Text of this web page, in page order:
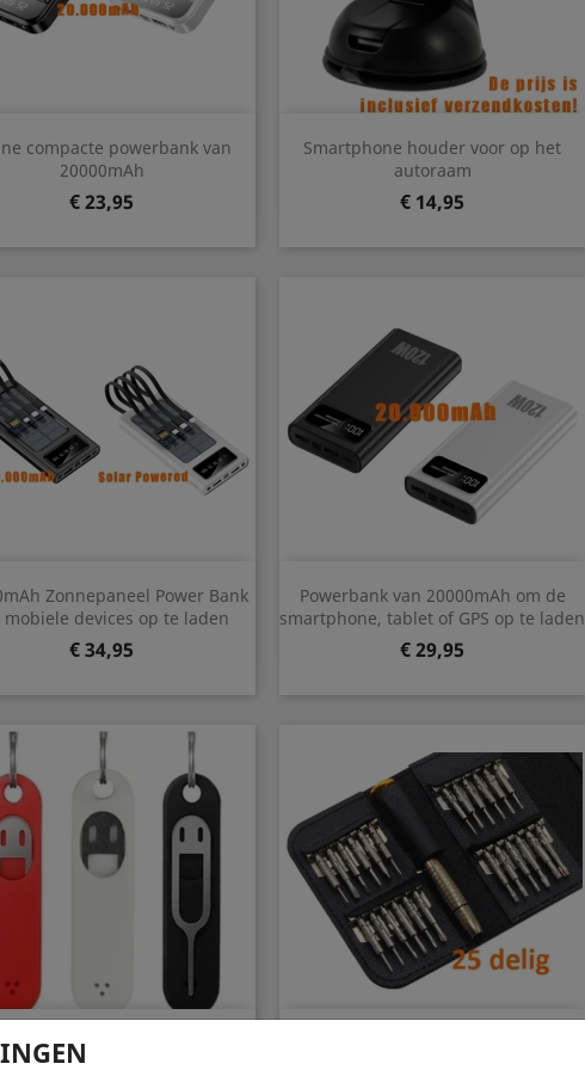
compacte powerbank van
20000mAh
Prijs
€ 23,95
 Snel bekijken
ZwartWit
Smartphone houder voor op het
autoraam
Prijs
€ 14,95
 Snel bekijken
Zonnepaneel Power Bank
mobiele devices op te laden
Prijs
€ 34,95
 Snel bekijken
ZwartWit
Powerbank van 20000mAh om de
smartphone, tablet of GPS op te laden
Prijs
€ 29,95
 Snel bekijken
ZwartWit
kaart eject tool in handig